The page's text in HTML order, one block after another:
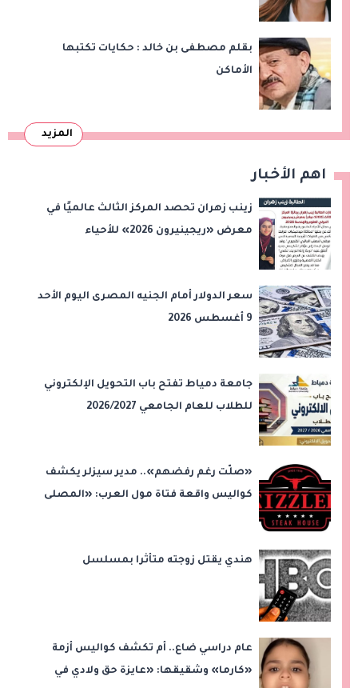
بقلم مصطفى بن خالد : حكايات تكتبها
الأماكن
المزيد
اهم الأخبار
زينب زهران تحصد المركز الثالث عالميًا في
معرض «ريجينيرون 2026» للأحياء
سعر الدولار أمام الجنيه المصرى اليوم الأحد
9 أغسطس 2026
جامعة دمياط تفتح باب التحويل الإلكتروني
للطلاب للعام الجامعي 2026/2027
«صلّت رغم رفضهم».. مدير سيزلر يكشف
كواليس واقعة فتاة مول العرب: «المصلى
هندي يقتل زوجته متأثرا بمسلسل
عام دراسي ضاع.. أم تكشف كواليس أزمة
«كارما» وشقيقها: «عايزة حق ولادي في